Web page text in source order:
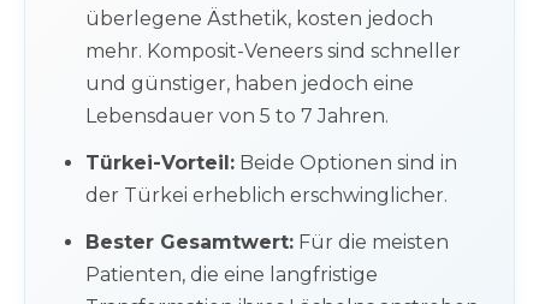
überlegene Ästhetik, kosten jedoch
mehr. Komposit-Veneers sind schneller
und günstiger, haben jedoch eine
Lebensdauer von 5 to 7 Jahren.
Türkei-Vorteil: Beide Optionen sind in
der Türkei erheblich erschwinglicher.
Bester Gesamtwert: Für die meisten
Patienten, die eine langfristige